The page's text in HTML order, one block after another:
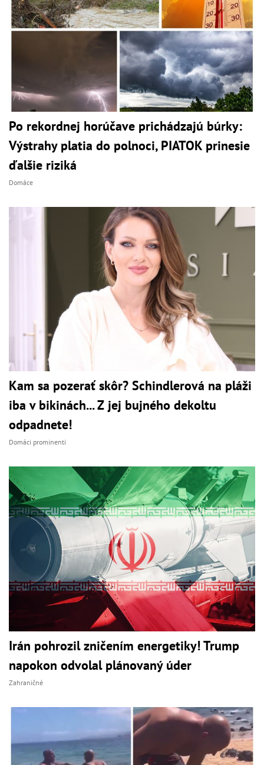
Po rekordnej horúčave prichádzajú búrky:
Výstrahy platia do polnoci, PIATOK prinesie
ďalšie riziká
Domáce
Kam sa pozerať skôr? Schindlerová na pláži
iba v bikinách... Z jej bujného dekoltu
odpadnete!
Domáci prominenti
Irán pohrozil zničením energetiky! Trump
napokon odvolal plánovaný úder
Zahraničné